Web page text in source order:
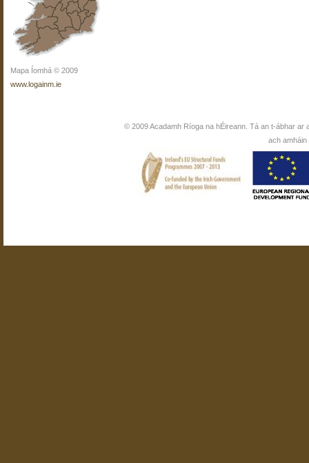
Mapa Íomhá © 2009
www.logainm.ie
© 2009 Acadamh Ríoga na hÉireann. Tá an t-ábhar ar
ach amháin